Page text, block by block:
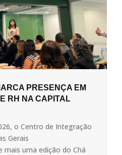
PRESENÇA EM
RH NA CAPITAL
o Centro de Integração
Gerais
mais uma edição do Chá